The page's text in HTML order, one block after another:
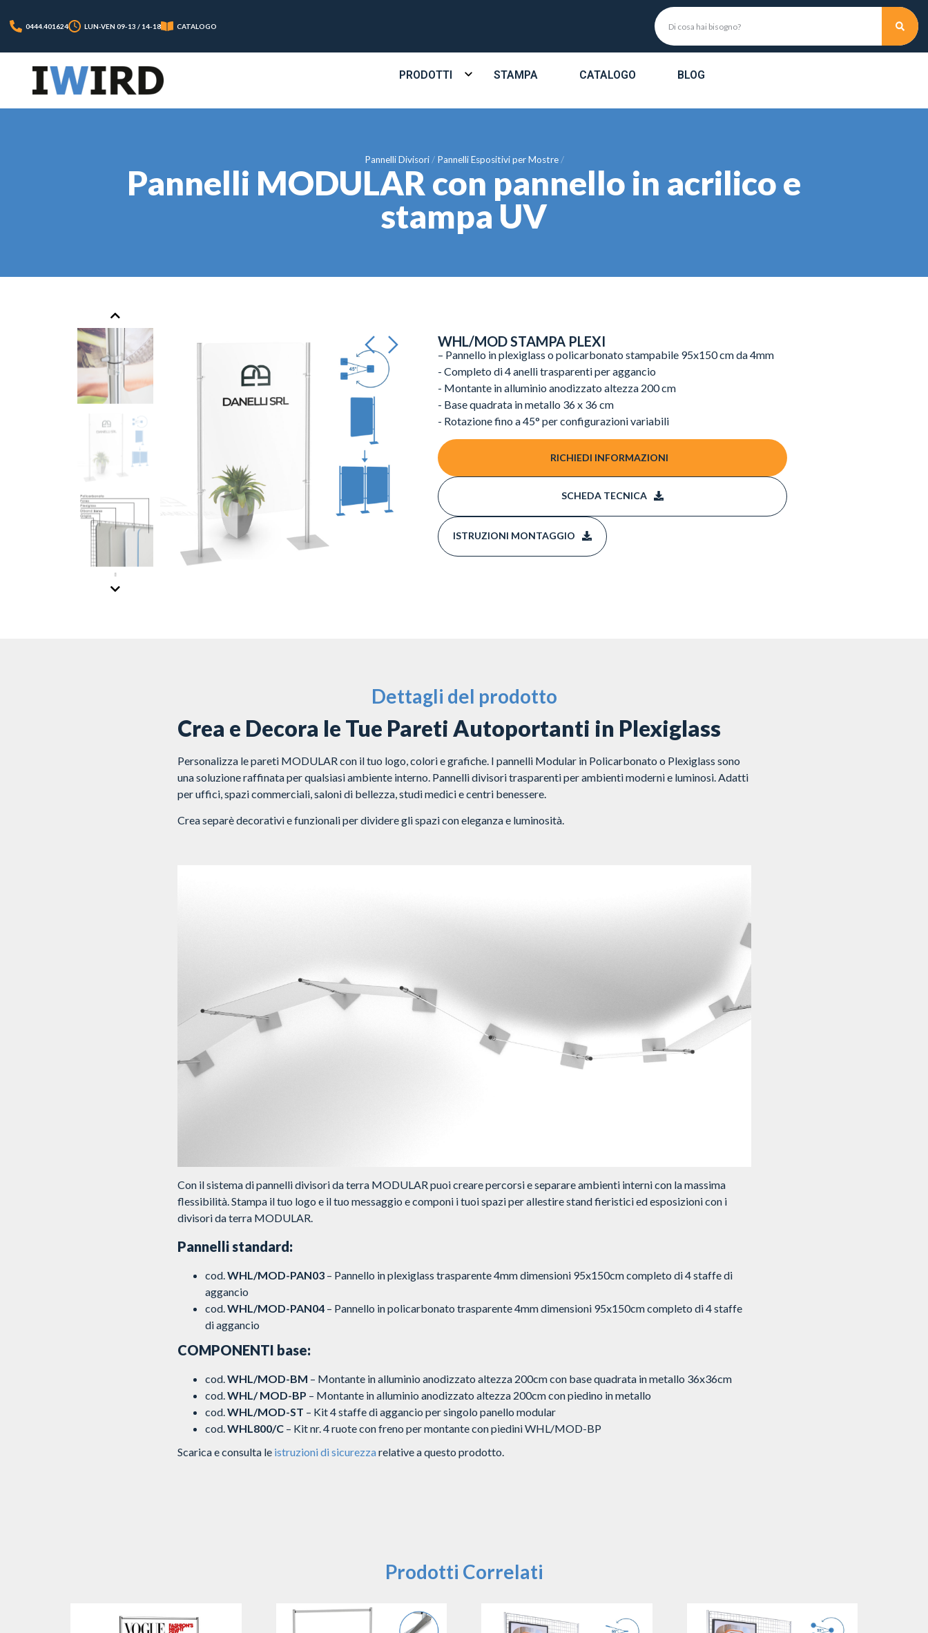
0444.401624 LUN-VEN 09-13 / 14-18 CATALOGO
PRODOTTI STAMPA CATALOGO BLOG
Pannelli Divisori Pannelli Espositivi per Mostre
Pannelli MODULAR con pannello in acrilico e
stampa UV
WHL/MOD STAMPA PLEXI
– Pannello in plexiglass o policarbonato stampabile 95x150 cm da 4mm
- Completo di 4 anelli trasparenti per aggancio
- Montante in alluminio anodizzato altezza 200 cm
- Base quadrata in metallo 36 x 36 cm
- Rotazione fino a 45° per configurazioni variabili
RICHIEDI INFORMAZIONI
SCHEDA TECNICA
ISTRUZIONI MONTAGGIO
Dettagli del prodotto
Crea e Decora le Tue Pareti Autoportanti in Plexiglass
Personalizza le pareti MODULAR con il tuo logo, colori e grafiche. I pannelli Modular in Policarbonato o Plexiglass sono
una soluzione raffinata per qualsiasi ambiente interno. Pannelli divisori trasparenti per ambienti moderni e luminosi. Adatti
per uffici, spazi commerciali, saloni di bellezza, studi medici e centri benessere.
Crea separè decorativi e funzionali per dividere gli spazi con eleganza e luminosità.
Con il sistema di pannelli divisori da terra MODULAR puoi creare percorsi e separare ambienti interni con la massima
flessibilità. Stampa il tuo logo e il tuo messaggio e componi i tuoi spazi per allestire stand fieristici ed esposizioni con i
divisori da terra MODULAR.
Pannelli standard:
cod. WHL/MOD-PAN03– Pannello in plexiglass trasparente 4mm dimensioni 95x150cm completo di 4 staffe di
aggancio
cod. WHL/MOD-PAN04– Pannello in policarbonato trasparente 4mm dimensioni 95x150cm completo di 4 staffe
di aggancio
COMPONENTI base:
cod. WHL/MOD-BM – Montante in alluminio anodizzato altezza 200cm con base quadrata in metallo 36x36cm
cod. WHL/ MOD-BP – Montante in alluminio anodizzato altezza 200cm con piedino in metallo
cod. WHL/MOD-ST – Kit 4 staffe di aggancio per singolo panello modular
cod. WHL800/C– Kit nr. 4 ruote con freno per montante con piedini WHL/MOD-BP
Scarica e consulta le istruzioni di sicurezzarelative a questo prodotto.
Prodotti Correlati